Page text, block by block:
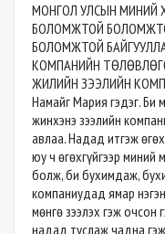
МОНГОЛ УЛСЫН МИНИЙ
БОЛОМЖТОЙ
БОЛОМЖТОЙ
КОМПАНИЙН
ЖИЛИЙН ЗЭЭЛИЙН
Намайг Мария гэдэг. Би
жинхэнэ зээлийн
авлаа. Надад итгэж
юу ч өгөхгүйгээр миний
болж, би бухимдаж,
компаниудад ямар
мөнгө зээлэх гэж очсон
надад туслаж чадна